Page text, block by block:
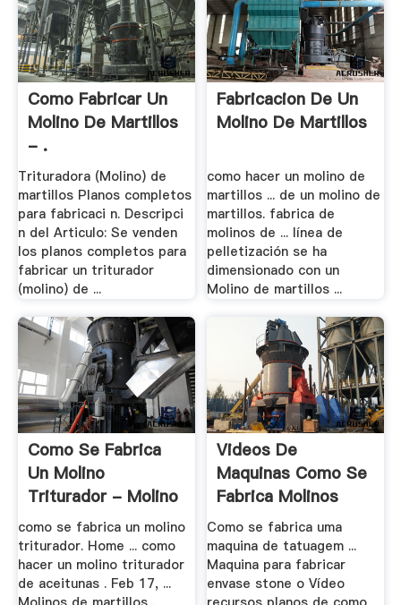
Como Fabricar Un
Molino De Martillos
- .
Trituradora (Molino) de
martillos Planos completos
para fabricaci n. Descripci
n del Articulo: Se venden
los planos completos para
fabricar un triturador
(molino) de ...
Fabricacion De Un
Molino De Martillos
como hacer un molino de
martillos ... de un molino de
martillos. fabrica de
molinos de ... línea de
pelletización se ha
dimensionado con un
Molino de martillos ...
Como Se Fabrica
Un Molino
Triturador - Molino
De .
como se fabrica un molino
triturador. Home ... como
hacer un molino triturador
de aceitunas . Feb 17, ...
Videos De
Maquinas Como Se
Fabrica Molinos
Como se fabrica uma
maquina de tatuagem ...
Maquina para fabricar
envase stone o Vídeo